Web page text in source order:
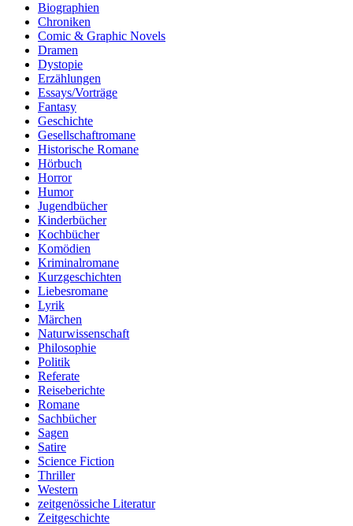
Biographien
Chroniken
Comic & Graphic Novels
Dramen
Dystopie
Erzählungen
Essays/Vorträge
Fantasy
Geschichte
Gesellschaftromane
Historische Romane
Hörbuch
Horror
Humor
Jugendbücher
Kinderbücher
Kochbücher
Komödien
Kriminalromane
Kurzgeschichten
Liebesromane
Lyrik
Märchen
Naturwissenschaft
Philosophie
Politik
Referate
Reiseberichte
Romane
Sachbücher
Sagen
Satire
Science Fiction
Thriller
Western
zeitgenössiche Literatur
Zeitgeschichte